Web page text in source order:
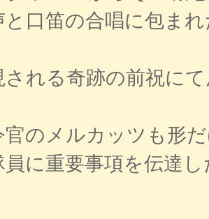
と口笛の合唱に包ま
される奇跡の前祝に
官のメルカッツも形
員に重要事項を伝達し